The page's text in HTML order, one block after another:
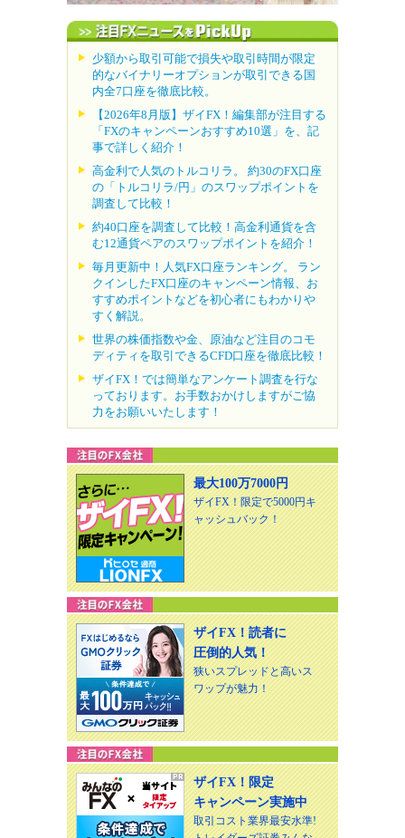
少額から取引可能で損失や取引時間が限定
的なバイナリーオプションが取引できる国
内全7口座を徹底比較。
【2026年8月版】ザイFX！編集部が注目する
「FXのキャンペーンおすすめ10選」を、記
事で詳しく紹介！
高金利で人気のトルコリラ。 約30のFX口座
の「トルコリラ/円」のスワップポイントを
調査して比較！
約40口座を調査して比較！高金利通貨を含
む12通貨ペアのスワップポイントを紹介！
毎月更新中！人気FX口座ランキング。 ラン
クインしたFX口座のキャンペーン情報、お
すすめポイントなどを初心者にもわかりや
すく解説。
世界の株価指数や金、原油など注目のコモ
ディティを取引できるCFD口座を徹底比較！
ザイFX！では簡単なアンケート調査を行な
っております。お手数おかけしますがご協
力をお願いいたします！
最大100万7000円
ザイFX！限定で5000円キ
ャッシュバック！
ザイFX！読者に
圧倒的人気！
狭いスプレッドと高いス
ワップが魅力！
ザイFX！限定
キャンペーン実施中
取引コスト業界最安水準!